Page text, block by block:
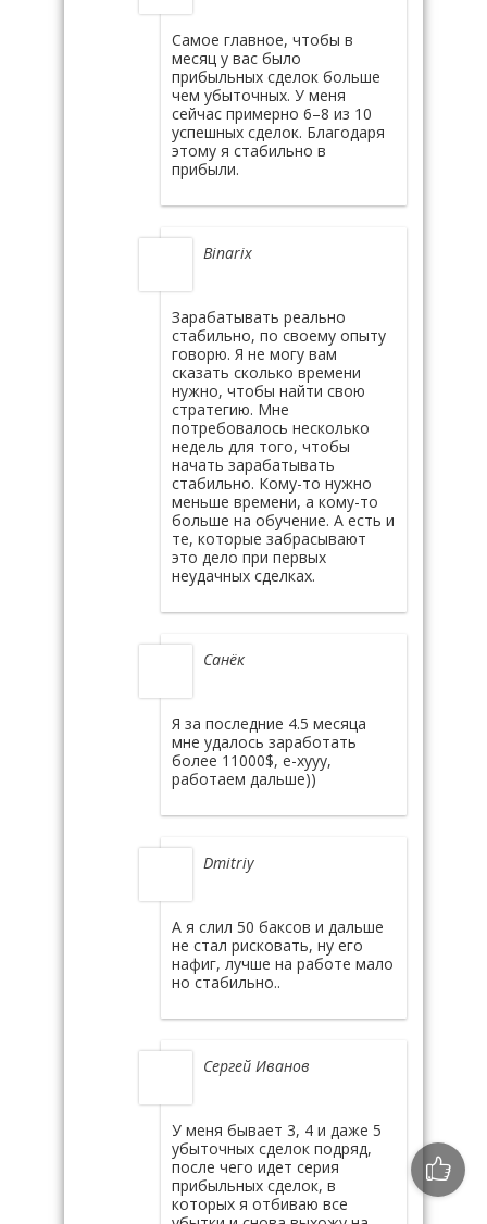
Самое главное, чтобы в
месяц у вас было
прибыльных сделок больше
чем убыточных. У меня
сейчас примерно 6–8 из 10
успешных сделок. Благодаря
этому я стабильно в
прибыли.
Binarix
Зарабатывать реально
стабильно, по своему опыту
говорю. Я не могу вам
сказать сколько времени
нужно, чтобы найти свою
стратегию. Мне
потребовалось несколько
недель для того, чтобы
начать зарабатывать
стабильно. Кому-то нужно
меньше времени, а кому-то
больше на обучение. А есть и
те, которые забрасывают
это дело при первых
неудачных сделках.
Санёк
Я за последние 4.5 месяца
мне удалось заработать
более 11000$, е-хууу,
работаем дальше))
Dmitriy
А я слил 50 баксов и дальше
не стал рисковать, ну его
нафиг, лучше на работе мало
но стабильно..
Сергей Иванов
У меня бывает 3, 4 и даже 5
убыточных сделок подряд,
после чего идет серия
прибыльных сделок, в
которых я отбиваю все